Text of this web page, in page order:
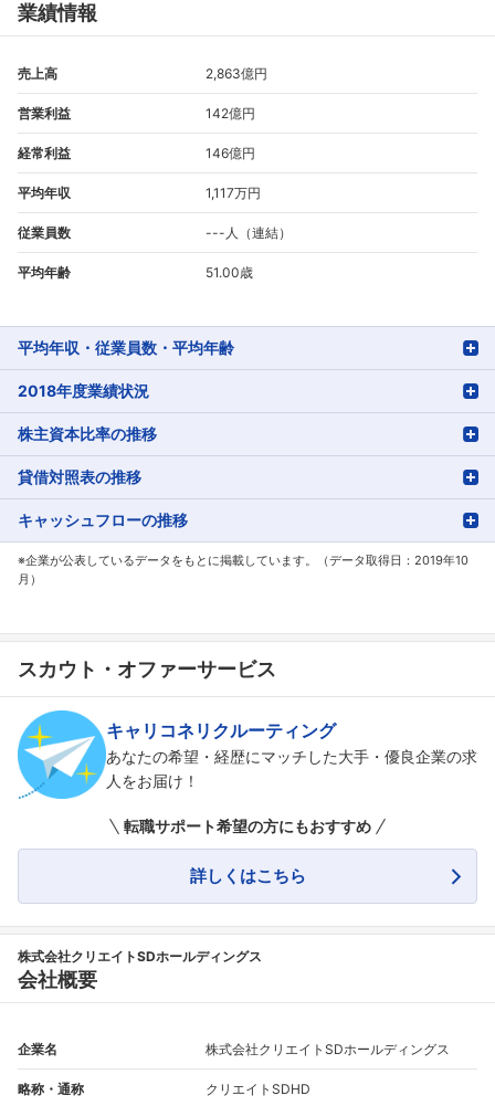
業績情報
売上高 2,863億円
営業利益 142億円
経常利益 146億円
平均年収 1,117万円
従業員数 ---人（連結）
平均年齢 51.00歳
平均年収・従業員数・平均年齢
2018年度業績状況
株主資本比率の推移
貸借対照表の推移
キャッシュフローの推移
※企業が公表しているデータをもとに掲載しています。（データ取得日：2019年10
月）
スカウト・オファーサービス
キャリコネリクルーティング
あなたの希望・経歴にマッチした大手・優良企業の求
人をお届け！
転職サポート希望の方にもおすすめ
詳しくはこちら
株式会社クリエイトSDホールディングス
会社概要
企業名 株式会社クリエイトSDホールディングス
略称・通称 クリエイトSDHD